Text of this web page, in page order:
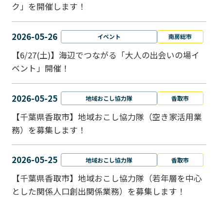
ク」を開催します！
2026-05-26 イベント 南房総市
【6/27(土)】海辺でつながる「大人の出会いの場イ
ベント」開催！
2026-05-25 地域おこし協力隊 香取市
【千葉県香取市】地域おこし協力隊（空き家活用業
務）を募集します！
2026-05-25 地域おこし協力隊 香取市
【千葉県香取市】地域おこし協力隊（若年層を中心
とした関係人口創出関係業務）を募集します！